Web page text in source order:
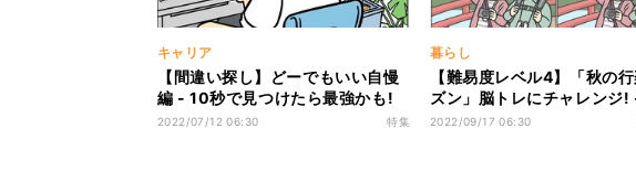
キャリア
【間違い探し】どーでもいい自慢
編 - 10秒で見つけたら最強かも!
間違いだらけの新入社員
2022/07/12 06:30 特集
暮らし
【難易度レベル4】「秋の
ズン」脳トレにチャレンジ
でクリアできたらスゴ過ぎ
2022/09/17 06:30